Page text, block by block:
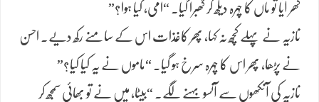
گھر آیا تو ماں کا چہرہ دیکھ کر گھبرا گیا۔ “امی، کیا ہوا؟”
نازیہ نے پہلے کچھ نہ کہا، پھر کاغذات اس کے سامنے رکھ دیے۔ احسن
نے پڑھا، پھر اس کا چہرہ سرخ ہو گیا۔ “ماموں نے یہ کیا کیا؟”
نازیہ کی آنکھوں سے آنسو بہنے لگے۔ “بیٹا، میں نے تو بھائی سمجھ کر